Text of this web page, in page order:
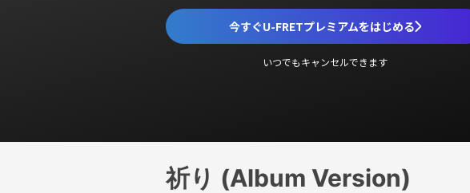
今すぐU-FRETプレミアムをはじめる
いつでもキャンセルできます
祈り (Album Version)